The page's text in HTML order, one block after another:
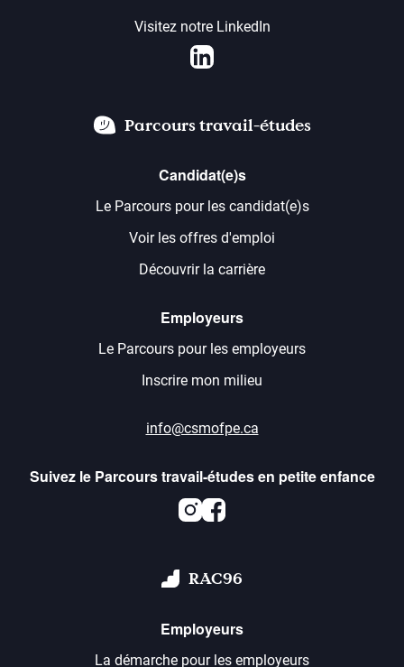
Visitez notre LinkedIn
LinkedIn
Parcours travail-études
Candidat(e)s
Le Parcours pour les candidat(e)s
Voir les offres d'emploi
Découvrir la carrière
Employeurs
Le Parcours pour les employeurs
Inscrire mon milieu
info@csmofpe.ca
Suivez le Parcours travail-études en petite enfance
Instagram
Facebook
RAC96
Employeurs
La démarche pour les employeurs